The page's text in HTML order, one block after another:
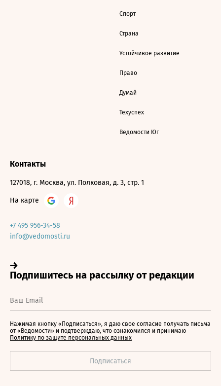
Спорт
Страна
Устойчивое развитие
Право
Думай
Техуспех
Ведомости Юг
Контакты
127018, г. Москва, ул. Полковая, д. 3, стр. 1
На карте
+7 495 956-34-58
info@vedomosti.ru
Нажимая кнопку «Подписаться», я даю свое согласие получать письма
от «Ведомости» и подтверждаю, что ознакомился и принимаю
Политику по защите персональных данных